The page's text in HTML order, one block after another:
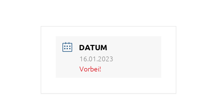
DATUM
16.01.2023
Vorbei!